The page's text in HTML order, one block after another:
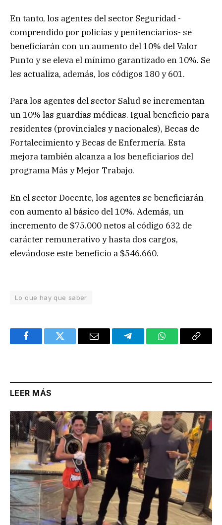
En tanto, los agentes del sector Seguridad -
comprendido por policías y penitenciarios- se
beneficiarán con un aumento del 10% del Valor
Punto y se eleva el mínimo garantizado en 10%. Se
les actualiza, además, los códigos 180 y 601.
Para los agentes del sector Salud se incrementan
un 10% las guardias médicas. Igual beneficio para
residentes (provinciales y nacionales), Becas de
Fortalecimiento y Becas de Enfermería. Esta
mejora también alcanza a los beneficiarios del
programa Más y Mejor Trabajo.
En el sector Docente, los agentes se beneficiarán
con aumento al básico del 10%. Además, un
incremento de $75.000 netos al código 632 de
carácter remunerativo y hasta dos cargos,
elevándose este beneficio a $546.660.
Lo que hay que saber
FacebookTwitter Email TelegramWhatsAppCopy
LEER MÁS